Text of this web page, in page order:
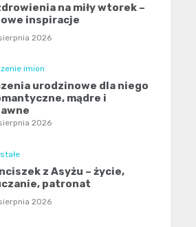
na miły wtorek –
inspiracje
2026
imion
urodzinowe dla niego
mądre i
2026
z Asyżu – życie,
patronat
2026